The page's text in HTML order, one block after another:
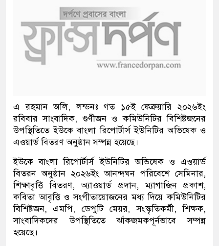
এ রহমান অলি, লন্ডনঃ গত ১৫ই ফেব্রুয়ারি ২০২৬ইং
রবিবার সাংবাদিক, গুণীজন ও কমিউনিটির বিশিষ্টজনের
উপস্থিতিতে ইউকে বাংলা রিপোর্টার্স ইউনিটির অভিষেক ও
এওয়ার্ড বিতরণ অনুষ্ঠান সম্পন্ন হয়েছে।
ইউকে বাংলা রিপোর্টার্স ইউনিটির অভিষেক ও এওয়ার্ড
বিতরন অনুষ্ঠান ২০২৬ইং আনন্দঘন পরিবেশে সেমিনার,
শিক্ষাবৃত্তি বিতরণ, অ্যাওয়ার্ড প্রদান, ম্যাগাজিন প্রকাশ,
কবিতা আবৃত্তি ও সংগীতায়োজনের মধ্য দিয়ে কমিউনিটির
বিশিষ্টজন, এমপি, ডেপুটি মেয়র, সংস্কৃতিকর্মী, শিক্ষক,
সাংবাদিকদের উপস্থিতিতে ঝাঁকজমকপূর্নভাবে সম্পন্ন
হয়েছে।